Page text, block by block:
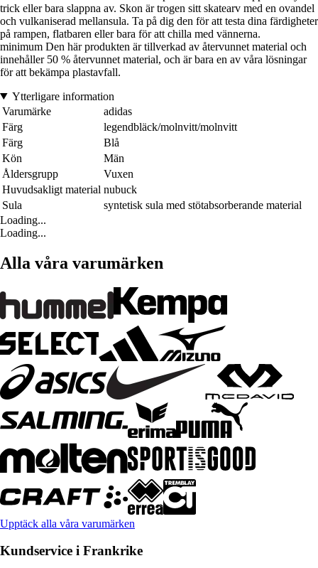
trick eller bara slappna av. Skon är trogen sitt skatearv med en ovandel
och vulkaniserad mellansula. Ta på dig den för att testa dina färdigheter
på rampen, flatbaren eller bara för att chilla med vännerna.
minimum Den här produkten är tillverkad av återvunnet material och
innehåller 50 % återvunnet material, och är bara en av våra lösningar
för att bekämpa plastavfall.
Ytterligare information
Varumärke
adidas
Färg
legendbläck/molnvitt/molnvitt
Färg
Blå
Kön
Män
Åldersgrupp
Vuxen
Huvudsakligt material nubuck
Sula
syntetisk sula med stötabsorberande material
Loading...
Loading...
Alla våra varumärken
Upptäck alla våra varumärken
Kundservice i Frankrike